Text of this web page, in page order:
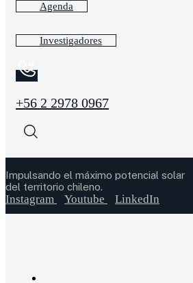
Agenda
Investigadores
+56 2 2978 0967
Impulsando el máximo potencial solar
del territorio chileno.
Instagram Youtube LinkedIn